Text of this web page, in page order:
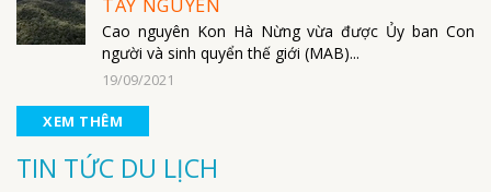
TÂY NGUYÊN
Cao nguyên Kon Hà Nừng vừa được Ủy ban Con
người và sinh quyển thế giới (MAB)...
19/09/2021
XEM THÊM
TIN TỨC DU LỊCH